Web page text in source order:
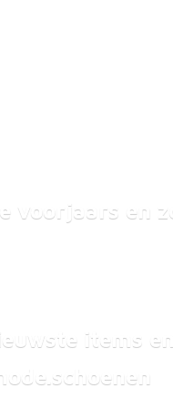
voorjaars en
items